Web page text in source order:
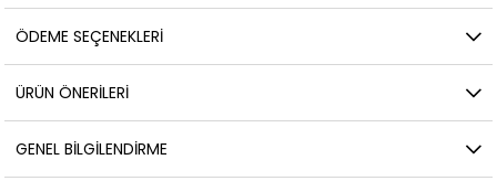
ÖDEME SEÇENEKLERI
ÜRÜN ÖNERILERI
GENEL BILGILENDIRME